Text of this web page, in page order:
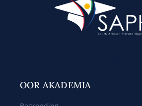
OOR AKADEMIA